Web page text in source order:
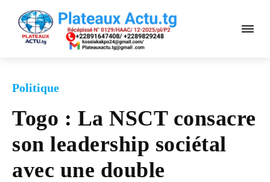
Politique
Togo : La NSCT consacre
son leadership sociétal
avec une double